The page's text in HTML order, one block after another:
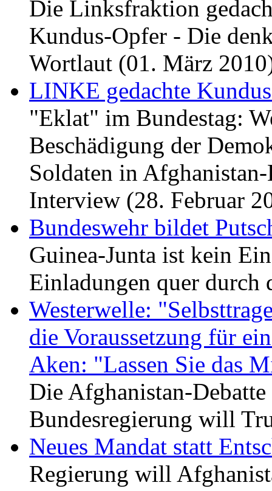
Die Linksfraktion
Kundus-Opfer - Die
Wortlaut (01. März
LINKE gedachte
"Eklat" im Bundestag:
Beschädigung der
Soldaten in
Interview (28. Februar
Bundeswehr bildet
Guinea-Junta ist kein
Einladungen quer durch
Westerwelle:
die Voraussetzung für
Aken: "Lassen Sie das
Die Afghanistan-
Bundesregierung will
Neues Mandat statt
Regierung will